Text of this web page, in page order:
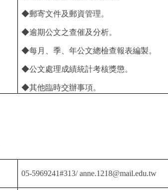
◆郵寄文件及郵資管理。
◆逾期公文之查催及分析。
◆每月、季、年公文總檢查報表編製。
◆公文處理成績統計考核獎懲。
◆其他臨時交辦事項。
05-5969241#313/ anne.1218@mail.edu.tw